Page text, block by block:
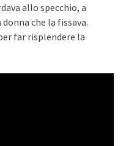
allo specchio, a
che la fissava.
far risplendere la